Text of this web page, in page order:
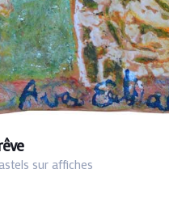
sur affiches